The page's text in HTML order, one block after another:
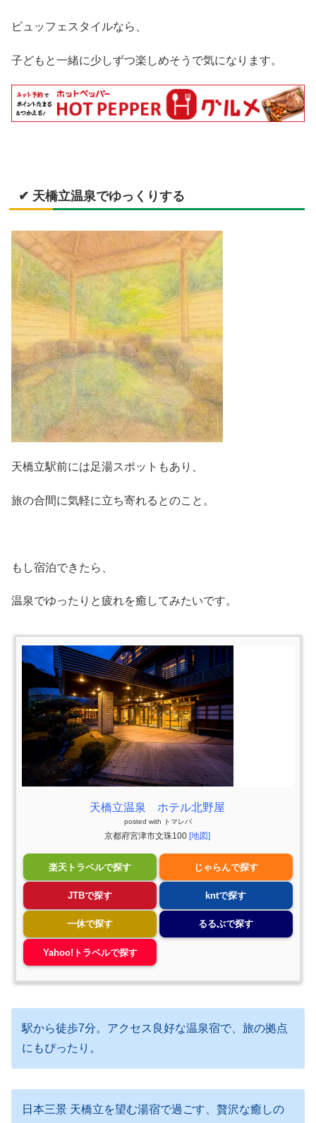
ビュッフェスタイルなら、
子どもと一緒に少しずつ楽しめそうで気になります。
✔ 天橋立温泉でゆっくりする
天橋立駅前には足湯スポットもあり、
旅の合間に気軽に立ち寄れるとのこと。
もし宿泊できたら、
温泉でゆったりと疲れを癒してみたいです。
天橋立温泉 ホテル北野屋
posted with トマレバ
京都府宮津市文珠100 [地図]
楽天トラベルで探す じゃらんで探す
JTBで探す kntで探す
一休で探す るるぶで探す
Yahoo!トラベルで探す
駅から徒歩7分。アクセス良好な温泉宿で、旅の拠点
にもぴったり。
日本三景 天橋立を望む湯宿で過ごす、贅沢な癒しの